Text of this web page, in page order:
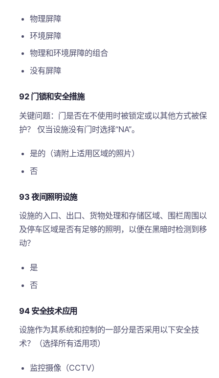
物理屏障
环境屏障
物理和环境屏障的组合
没有屏障
92 门锁和安全措施
关键问题：门是否在不使用时被锁定或以其他方式被保
护？ 仅当设施没有门时选择“NA”。
是的（请附上适用区域的照片）
否
93 夜间照明设施
设施的入口、出口、货物处理和存储区域、围栏周围以
及停车区域是否有足够的照明，以便在黑暗时检测到移
动？
是
否
94 安全技术应用
设施作为其系统和控制的一部分是否采用以下安全技
术？（选择所有适用项）
监控摄像（CCTV）